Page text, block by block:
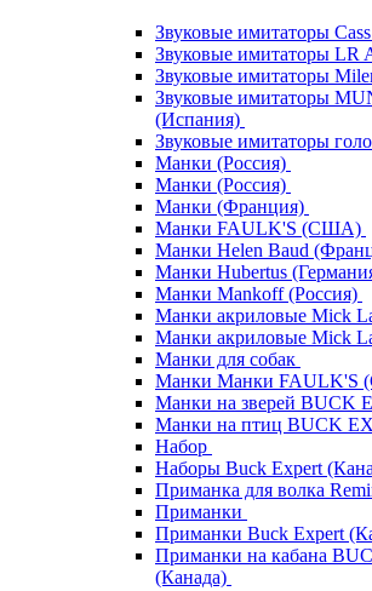
Звуковые имитаторы
Звуковые имитаторы LR
Звуковые имитаторы
Звуковые имитаторы
(Испания)
Звуковые имитаторы
Манки (Россия)
Манки (Россия)
Манки (Франция)
Манки FAULK'S (США)
Манки Helen Baud
Манки Hubertus
Манки Mankoff (Россия)
Манки акриловые Mick
Манки акриловые Mick
Манки для собак
Манки Манки
Манки на зверей BUCK
Манки на птиц BUCK
Набор
Наборы Buck Expert
Приманка для волка
Приманки
Приманки Buck Expert
Приманки на кабана
(Канада)